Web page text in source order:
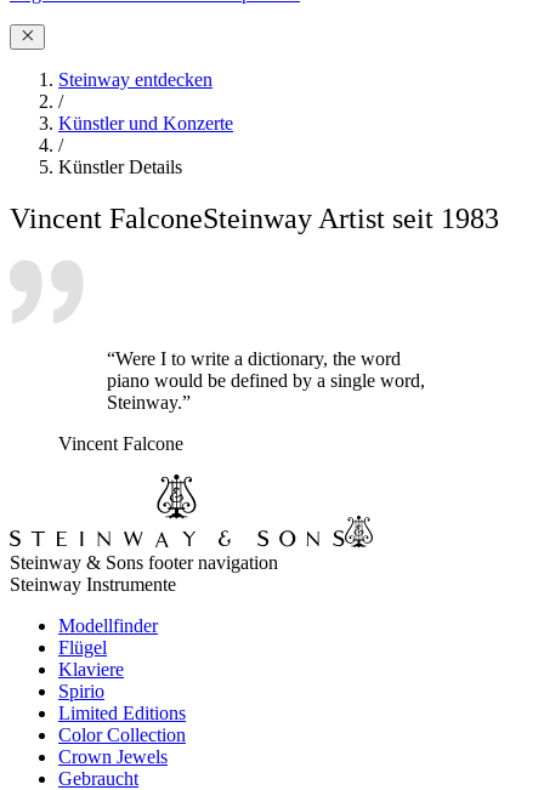
Steinway entdecken
/
Künstler und Konzerte
/
Künstler Details
Vincent FalconeSteinway Artist seit 1983
“Were I to write a dictionary, the word
piano would be defined by a single word,
Steinway.”
Vincent Falcone
Steinway & Sons footer navigation
Steinway Instrumente
Modellfinder
Flügel
Klaviere
Spirio
Limited Editions
Color Collection
Crown Jewels
Gebraucht